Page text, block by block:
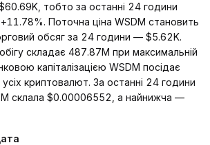
тобто за останні 24 години
Поточна ціна WSDM становить
обсяг за 24 години — $5.62K.
складає 487.87M при максимальній
капіталізацією WSDM посідає
криптовалют. За останні 24 години
склала $0.00006552, а найнижча —